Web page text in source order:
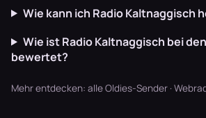
Wie kann ich Radio Kaltnaggisch
Wie ist Radio Kaltnaggisch bei
bewertet?
Mehr entdecken: alle Oldies-Sender ·